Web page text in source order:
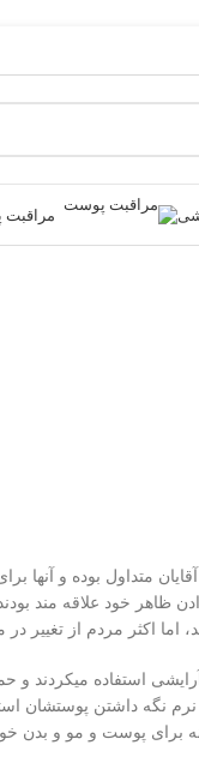
متداول بوده و آنها
ظاهر خود علاقه مند
اما اکثر مردم از تغییر در
استفاده میکردند
نگه داشتن پوستشان
برای پوست و مو و بدن